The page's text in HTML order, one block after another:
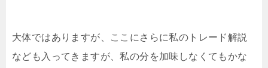
大体ではありますが、ここにさらに私のトレード解説
なども入ってきますが、私の分を加味しなくてもかな